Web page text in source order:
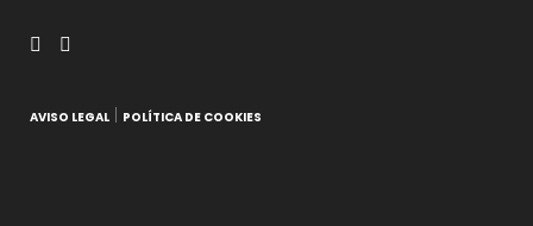
AVISO LEGAL POLÍTICA DE COOKIES